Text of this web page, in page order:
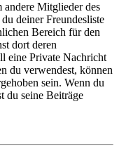
andere Mitglieder des
deiner Freundesliste
Bereich für den
dort deren
eine Private Nachricht
du verwendest, können
sein. Wenn du
du seine Beiträge